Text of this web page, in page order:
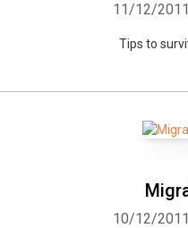
11/12/2011
Tips to
10/12/2011